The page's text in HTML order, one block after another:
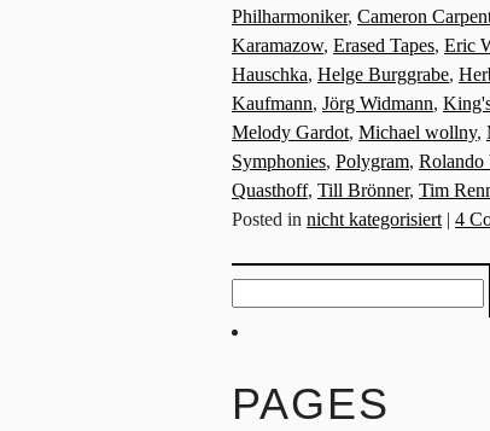
Philharmoniker, Cameron
Karamazow, Erased Tapes, Eric
Hauschka, Helge Burggrabe,
Kaufmann, Jörg Widmann,
Melody Gardot, Michael wollny,
Symphonies, Polygram, Rolando
Quasthoff, Till Brönner, Tim
Posted in nicht kategorisiert| 4
Suche
nach:
PAGES